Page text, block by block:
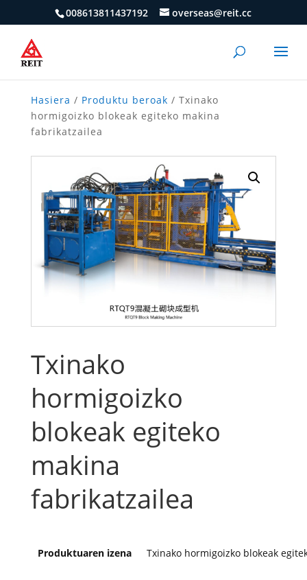
008613811437192 overseas@reit.cc
Hasiera / Produktu beroak / Txinako
hormigoizko blokeak egiteko makina
fabrikatzailea
Txinako
hormigoizko
blokeak egiteko
makina
fabrikatzailea
Produktuaren izena Txinako hormigoizko blokeak